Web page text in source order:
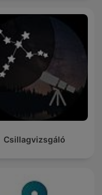
Csillagvizsgáló